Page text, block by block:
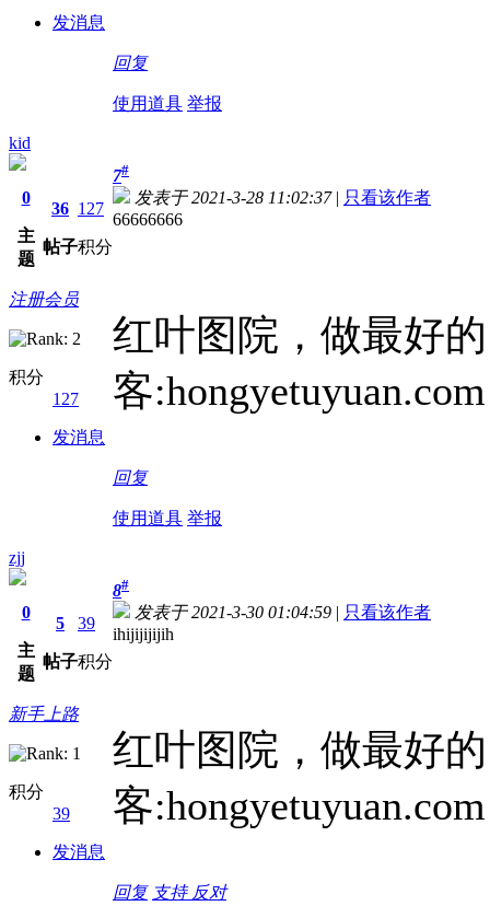
发消息
回复
使用道具 举报
kid
0
主
题
36
帖子
127
积分
注册会员
积分
127
发消息
7#
发表于 2021-3-28 11:02:37 | 只看该作者
66666666
红叶图院，做最好
客:hongyetuyuan.com
回复
使用道具 举报
zjj
0
主
题
5
帖子
39
积分
新手上路
积分
39
发消息
8#
发表于 2021-3-30 01:04:59 | 只看该作者
ihijijijijih
红叶图院，做最好
客:hongyetuyuan.com
回复 支持 反对